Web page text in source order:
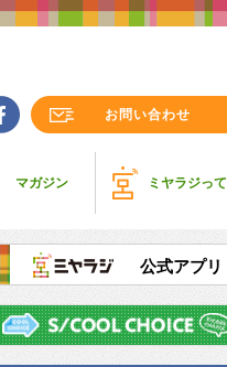
マガジン ミヤラジって
お問い合わせ
公式アプリ